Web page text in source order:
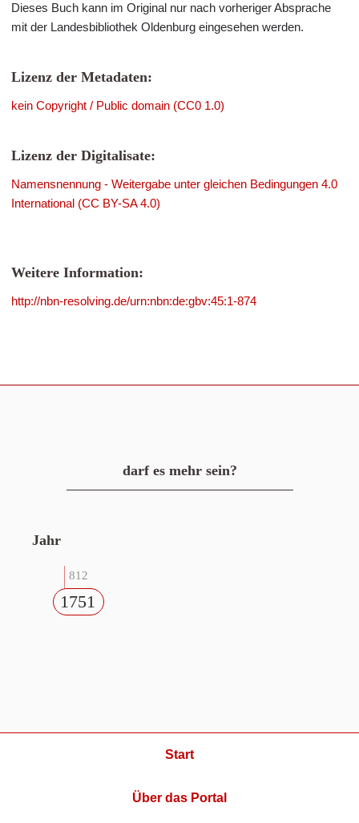
Dieses Buch kann im Original nur nach vorheriger Absprache
mit der Landesbibliothek Oldenburg eingesehen werden.
Lizenz der Metadaten:
kein Copyright / Public domain (CC0 1.0)
Lizenz der Digitalisate:
Namensnennung - Weitergabe unter gleichen Bedingungen 4.0
International (CC BY-SA 4.0)
Weitere Information:
http://nbn-resolving.de/urn:nbn:de:gbv:45:1-874
darf es mehr sein?
Jahr
812
1751
Start
Über das Portal